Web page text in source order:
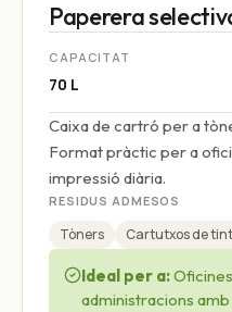
Paperera
CAPACITAT
70 L
Caixa de cartró per a
Format pràctic per a
impressió diària.
RESIDUS ADMESOS
Tòners Cartutxos de
Ideal per a:
administracions